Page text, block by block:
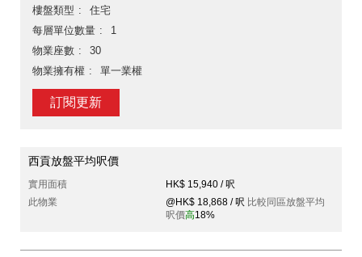
樓盤類型
住宅
每層單位數量
1
物業座數
30
物業擁有權
單一業權
訂閱更新
西貢放盤平均呎價
實用面積
HK$ 15,940 / 呎
此物業
@HK$ 18,868 / 呎 比較同區放盤平均
呎價高18%